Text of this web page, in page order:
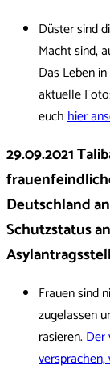
Düster sind
Macht sind,
Das Leben
aktuelle
euchhier
29.09.2021
Deutschland
Schutzstatus
Frauen sind
zugelassen
rasieren.Der